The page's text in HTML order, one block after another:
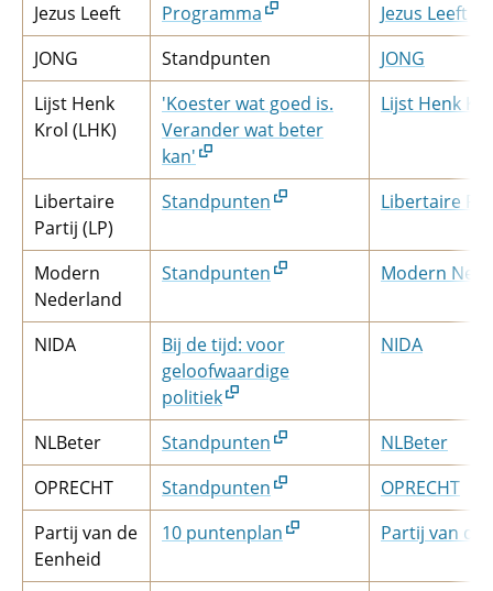
Jezus Leeft
Programma
Jezus Leeft
JONG
Standpunten
JONG
Lijst Henk
Krol (LHK)
'Koester wat goed is.
Verander wat beter
kan'
Lijst Henk
Libertaire
Partij (LP)
Standpunten Libertaire
Modern
Nederland
Standpunten Modern
NIDA
Bij de tijd: voor
geloofwaardige
politiek
NIDA
NLBeter Standpunten
NLBeter
OPRECHT
Standpunten
OPRECHT
Partij van de
Eenheid
10 puntenplan Partij van de